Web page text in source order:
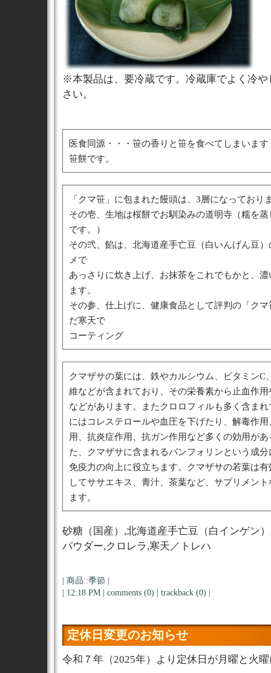
※本製品は、要冷蔵です。冷蔵庫でよく冷や
さい。
医食同源・・・笹の香りと笹を食べてしまいま
笹餅です。
「クマ笹」に包まれた饅頭は、3層になっており
その壱、生地は桜餅でお馴染みの道明寺（糯を
です。）
その弐、餡は、北海道産手亡豆（白いんげん豆
メで
あっさりに炊き上げ、お抹茶をこれでもかと、
ます。
その参、仕上げに、健康食品として評判の「ク
だ寒天で
コーティング
クマザサの葉には、鉄やカルシウム、ビタミンC
維などが含まれており、その栄養素から止血作
などがあります。またクロロフィルも多く含ま
にはコレステロールや血圧を下げたり、解毒作
用、抗炎症作用、抗ガン作用など多くの効用が
た、クマザサに含まれるバンフォリンという成
免疫力の向上に役立ちます。クマザサの若葉は
してササエキス、青汁、茶葉など、サプリメン
ます。
砂糖（国産）,北海道産手亡豆（白インゲン
パウダー,クロレラ,寒天／トレハ
商品::季節
| 12:18 PM | comments (0) trackback (0)
定休日変更のお知らせ
令和７年（2025年）より定休日が月曜と火